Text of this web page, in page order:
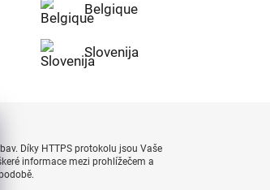
Belgique
Slovenija
Díky HTTPS protokolu jsou Vaše
informace mezi prohlížečem a